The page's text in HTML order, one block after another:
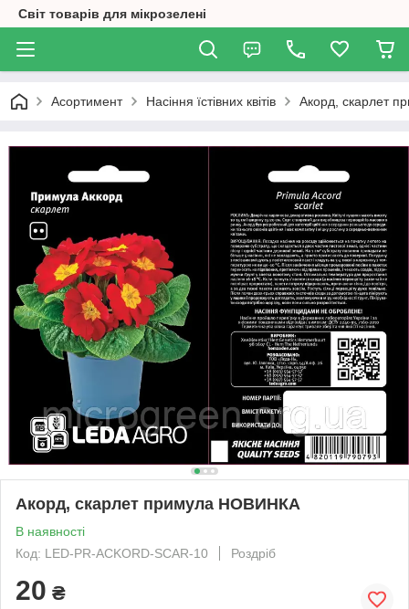
Світ товарів для мікрозелені
Асортимент Насіння їстівних квітів Акорд, скарлет
Акорд, скарлет примула НОВИНКА
В наявності
Код: LED-PR-ACKORD-SCAR-10
Роздріб
20 ₴